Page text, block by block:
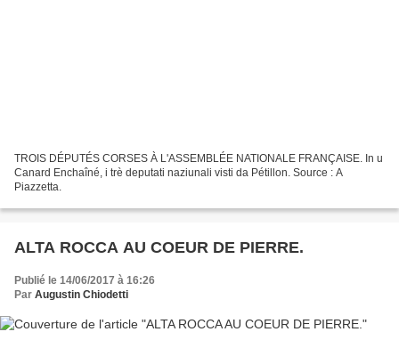
TROIS DÉPUTÉS CORSES À L'ASSEMBLÉE NATIONALE FRANÇAISE. In u
Canard Enchaîné, i trè deputati naziunali visti da Pétillon. Source : A
Piazzetta.
ALTA ROCCA AU COEUR DE PIERRE.
Publié le 14/06/2017 à 16:26
Par Augustin Chiodetti